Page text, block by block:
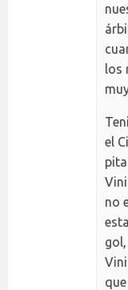
los
el
no